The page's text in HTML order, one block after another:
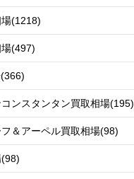
(1218)
(497)
(366)
ンスタンタン買取相場(195)
＆アーペル買取相場(98)
(98)